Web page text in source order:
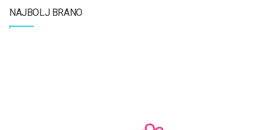
NAJBOLJ BRANO